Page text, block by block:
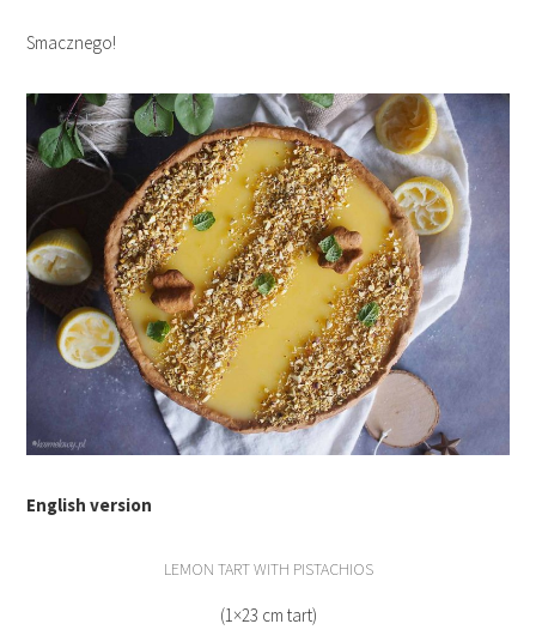
Smacznego!
English version
LEMON TART WITH PISTACHIOS
(1×23 cm tart)